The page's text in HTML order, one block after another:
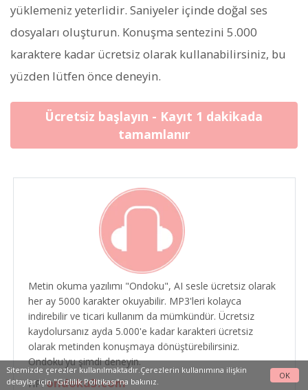
yüklemeniz yeterlidir. Saniyeler içinde doğal ses
dosyaları oluşturun. Konuşma sentezini 5.000
karaktere kadar ücretsiz olarak kullanabilirsiniz, bu
yüzden lütfen önce deneyin.
Ücretsiz başlayın - Kayıt 1 dakikada
tamamlanır
Metin okuma yazılımı "Ondoku", AI sesle ücretsiz olarak
her ay 5000 karakter okuyabilir. MP3'leri kolayca
indirebilir ve ticari kullanım da mümkündür. Ücretsiz
kaydolursanız ayda 5.000'e kadar karakteri ücretsiz
olarak metinden konuşmaya dönüştürebilirsiniz.
Ondoku'yu şimdi deneyin.
HP:ondoku3.com
Sitemizde çerezler kullanılmaktadır.Çerezlerin kullanımına ilişkin
detaylar için"Gizlilik Politikası"na bakınız.
OK